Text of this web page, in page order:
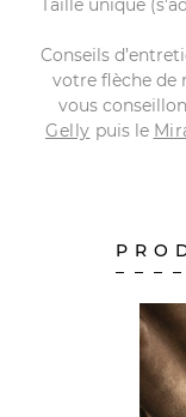
Taille unique
Conseils
votre flèche de
vous
Gelly puis le